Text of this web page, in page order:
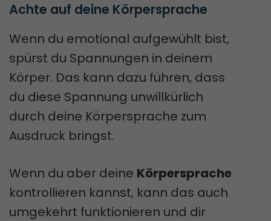
Achte auf deine Körpersprache
Wenn du emotional aufgewühlt bist,
spürst du Spannungen in deinem
Körper. Das kann dazu führen, dass
du diese Spannung unwillkürlich
durch deine Körpersprache zum
Ausdruck bringst.
Wenn du aber deine Körpersprache
kontrollieren kannst, kann das auch
umgekehrt funktionieren und dir